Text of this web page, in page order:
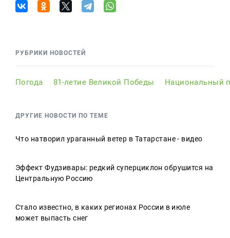
РУБРИКИ НОВОСТЕЙ
Погода 81-летие Великой Победы Национальный
ДРУГИЕ НОВОСТИ ПО ТЕМЕ
Что натворил ураганный ветер в Татарстане - видео
Эффект Фудзивары: редкий суперциклон обрушится на
Центральную Россию
Стало известно, в каких регионах России в июле
может выпасть снег